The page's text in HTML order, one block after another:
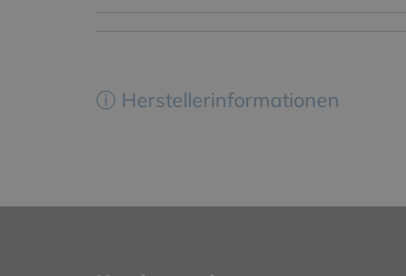
ⓘ Herstellerinformationen